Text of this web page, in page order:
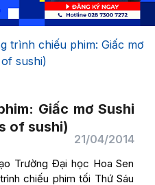
trình chiếu phim: Giấc mơ
sushi)
Giấc mơ Sushi
of sushi)
21/04/2014
Trường Đại học Hoa Sen
chiếu phim tối Thứ Sáu